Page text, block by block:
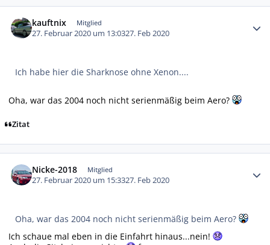
kauftnix Mitglied
27. Februar 2020 um 13:0327. Feb 2020
Ich habe hier die Sharknose ohne Xenon....
Oha, war das 2004 noch nicht serienmäßig beim Aero?
Zitat
Nicke-2018 Mitglied
27. Februar 2020 um 15:3327. Feb 2020
Oha, war das 2004 noch nicht serienmäßig beim Aero?
Ich schaue mal eben in die Einfahrt hinaus...nein!